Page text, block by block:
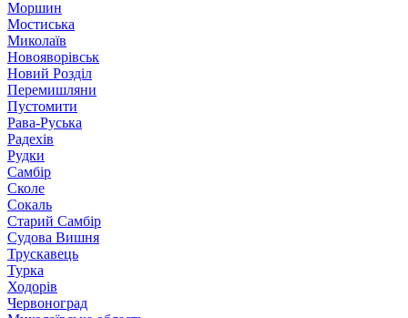
Моршин
Мостиська
Миколаїв
Новояворівськ
Новий Розділ
Перемишляни
Пустомити
Рава-Руська
Радехів
Рудки
Самбір
Сколе
Сокаль
Старий Самбір
Судова Вишня
Трускавець
Турка
Ходорів
Червоноград